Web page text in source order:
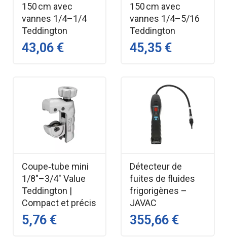
150 cm avec
vannes 1/4–1/4
Teddington
43,06 €
150 cm avec
vannes 1/4–5/16
Teddington
45,35 €
Coupe‑tube mini
1/8"–3/4" Value
Teddington |
Compact et précis
5,76 €
Détecteur de
fuites de fluides
frigorigènes –
JAVAC
355,66 €